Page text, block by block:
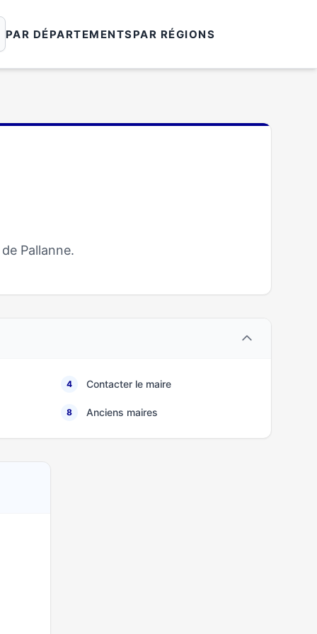
PAR DÉPARTEMENTSPAR RÉGIONS
Pallanne.
4 Contacter le maire
8 Anciens maires